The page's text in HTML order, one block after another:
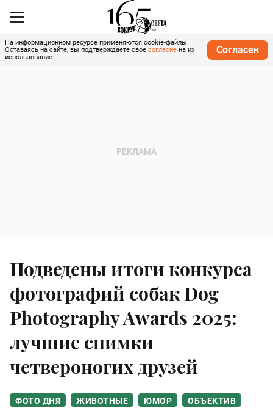
На информационном ресурсе применяются cookie-файлы.
Оставаясь на сайте, вы подтверждаете свое согласие на их
использование.
Согласен
Подведены итоги конкурса
фотографий собак Dog
Photography Awards 2025:
лучшие снимки
четвероногих друзей
ФОТО ДНЯ ЖИВОТНЫЕ ЮМОР ОБЪЕКТИВ